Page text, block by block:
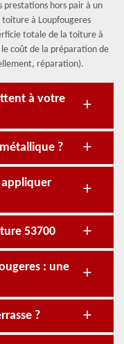
prestations hors pair à un
à Loupfougeres
totale de la toiture à
coût de la préparation de
réparation).
à votre
?
53700
: une
?